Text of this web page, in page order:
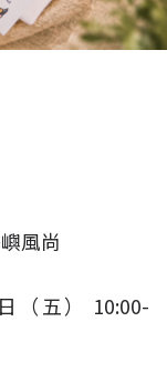
風尚
日（五）
10:00-